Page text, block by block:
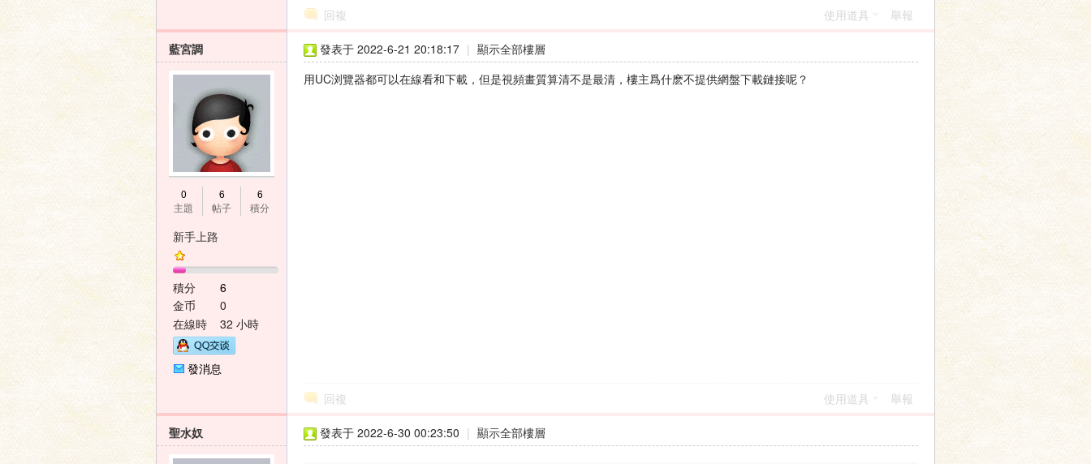
回複 使用道具 舉報
藍宮調
0
主題
6
帖子
6
積分
新手上路
積分
6
金币
0
在線時
間
32 小時
發消息
發表于 2022-6-21 20:18:17 | 顯示全部樓層
用UC浏覽器都可以在線看和下載，但是視頻畫質算清不是最清，樓主爲什麽不提供網盤下載鏈接呢？
回複 使用道具 舉報
聖水奴 發表于 2022-6-30 00:23:50 | 顯示全部樓層